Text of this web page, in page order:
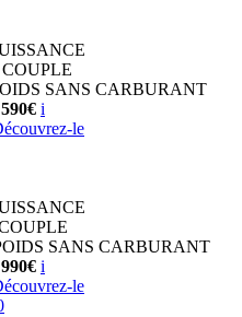
COUPLE
SANS CARBURANT
i
le
SANS CARBURANT
i
le